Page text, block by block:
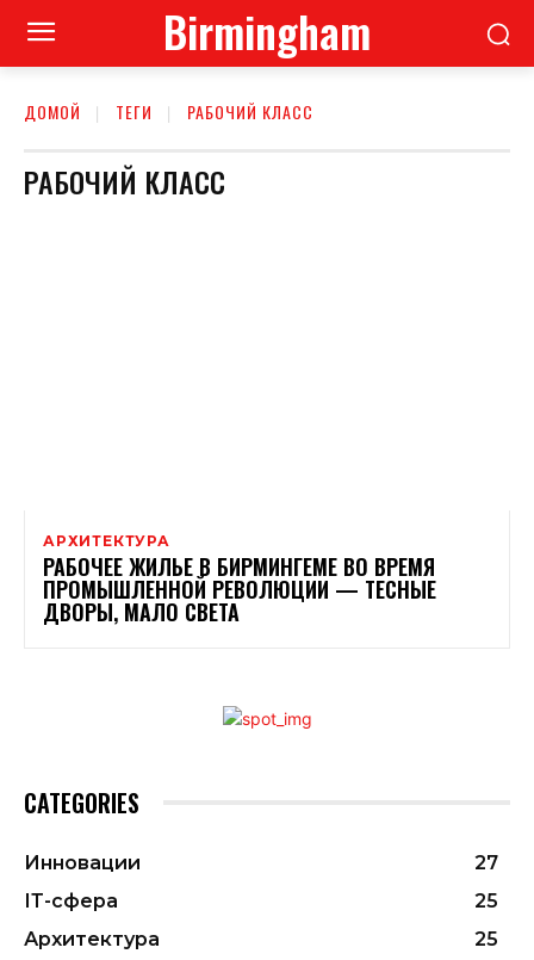
Birmingham
ДОМОЙ ТЕГИ РАБОЧИЙ КЛАСС
РАБОЧИЙ КЛАСС
АРХИТЕКТУРА
РАБОЧЕЕ ЖИЛЬЕ В БИРМИНГЕМЕ ВО ВРЕМЯ
ПРОМЫШЛЕННОЙ РЕВОЛЮЦИИ — ТЕСНЫЕ
ДВОРЫ, МАЛО СВЕТА
CATEGORIES
Инновации
27
ІТ-сфера
25
Архитектура
25